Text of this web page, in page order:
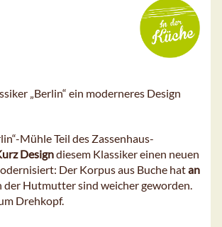
„Berlin“ ein moderneres Design
Mühle Teil des Zassenhaus-
Designdiesem Klassiker einen neuen
Der Korpus aus Buche hatan
der Hutmutter sind weicher geworden.
Drehkopf.